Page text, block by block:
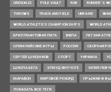
OREGON22 POLE VAULT RUN RUNNER’S
THROWS TRACK AND FIELD UKRAINE
WORLD ATHLETICS CHAMPIONSHIPS WORLD
БРИЛЛИАНТОВАЯ ЛИГА ВФЛА ЛЕГКАЯ
ОЛИМПИЙСКИЕ ИГРЫ РОССИЯ СБОРНАЯ
СЕРГЕЙ ШУБЕНКОВ СПОРТ УКРАИНА
ШКОЛА БЕГА ЭЛИУД КИПЧОГЕ ЮЛИЯ
МАРАФОН МИРОВОЙ РЕКОРД ПРЫЖКИ В
ПОКАЗАТЬ ВСЕ ТЕГИ